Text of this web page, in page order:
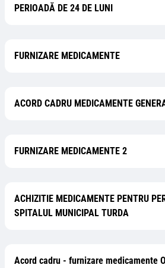
PERIOADĂ DE 24 DE LUNI
FURNIZARE MEDICAMENTE
ACORD CADRU MEDICAMENTE
FURNIZARE MEDICAMENTE 2
ACHIZITIE MEDICAMENTE PENTRU
SPITALUL MUNICIPAL TURDA
Acord cadru - furnizare medicamente